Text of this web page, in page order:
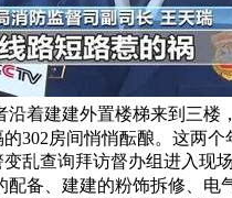
着建建外置楼梯来到三
302房间悄悄酝酿。这两
乱查询拜访督办组进入现
备、建建的粉饰拆修、